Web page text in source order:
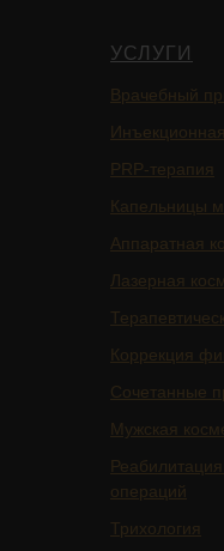
УСЛУГИ
Врачебный
PRP-терапия
Капельницы
Аппаратная
Лазерная
Коррекция
Сочетанные
Мужская
операций
Трихология